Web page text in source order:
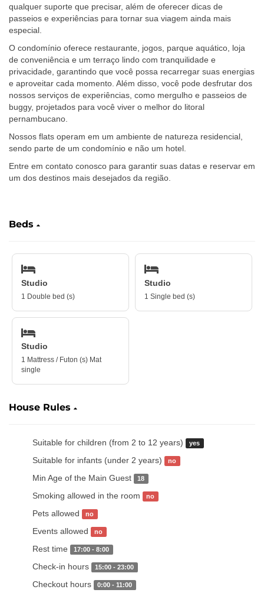
qualquer suporte que precisar, além de oferecer dicas de
passeios e experiências para tornar sua viagem ainda mais
especial.
O condomínio oferece restaurante, jogos, parque aquático, loja
de conveniência e um terraço lindo com tranquilidade e
privacidade, garantindo que você possa recarregar suas energias
e aproveitar cada momento. Além disso, você pode desfrutar dos
nossos serviços de experiências, como mergulho e passeios de
buggy, projetados para você viver o melhor do litoral
pernambucano.
Nossos flats operam em um ambiente de natureza residencial,
sendo parte de um condomínio e não um hotel.
Entre em contato conosco para garantir suas datas e reservar em
um dos destinos mais desejados da região.
Beds
Studio
1 Double bed (s)
Studio
1 Single bed (s)
Studio
1 Mattress / Futon (s) Mat
single
House Rules
Suitable for children (from 2 to 12 years) yes
Suitable for infants (under 2 years) no
Min Age of the Main Guest 18
Smoking allowed in the room no
Pets allowed no
Events allowed no
Rest time 17:00 - 8:00
Check-in hours 15:00 - 23:00
Checkout hours 0:00 - 11:00